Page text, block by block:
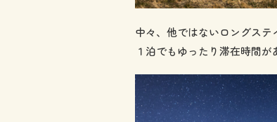
中々、他ではないロングステ
１泊でもゆったり滞在時間